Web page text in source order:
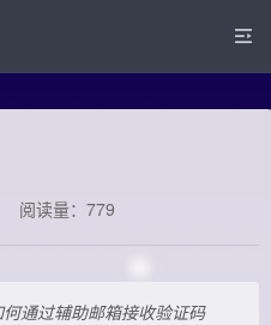
阅读量：779
通过辅助邮箱接收验证码